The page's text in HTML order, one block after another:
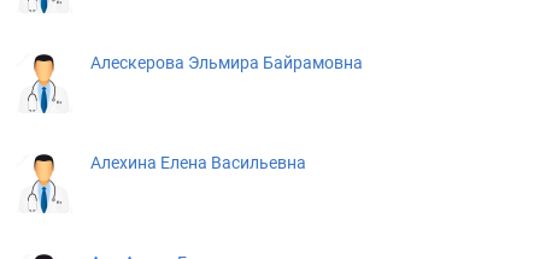
Алескерова Эльмира Байрамовна
Алехина Елена Васильевна